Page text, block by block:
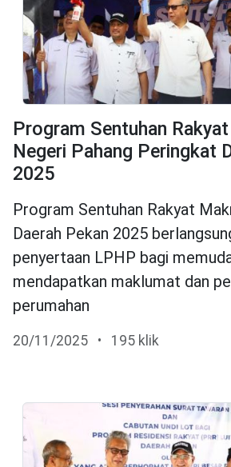
Program Sentuhan
Negeri Pahang Peringkat
2025
Program Sentuhan Rakyat
Daerah Pekan 2025
penyertaan LPHP bagi
mendapatkan maklumat dan
perumahan
20/11/2025 • 195 klik